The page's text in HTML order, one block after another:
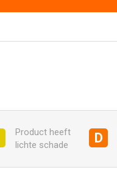
Product heeft
lichte schade
D